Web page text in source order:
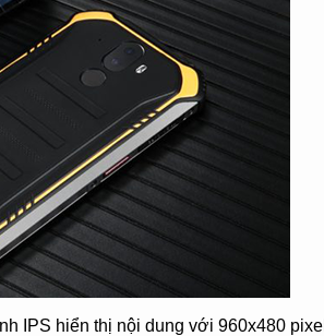
IPS hiển thị nội dung với 960x480 pixel